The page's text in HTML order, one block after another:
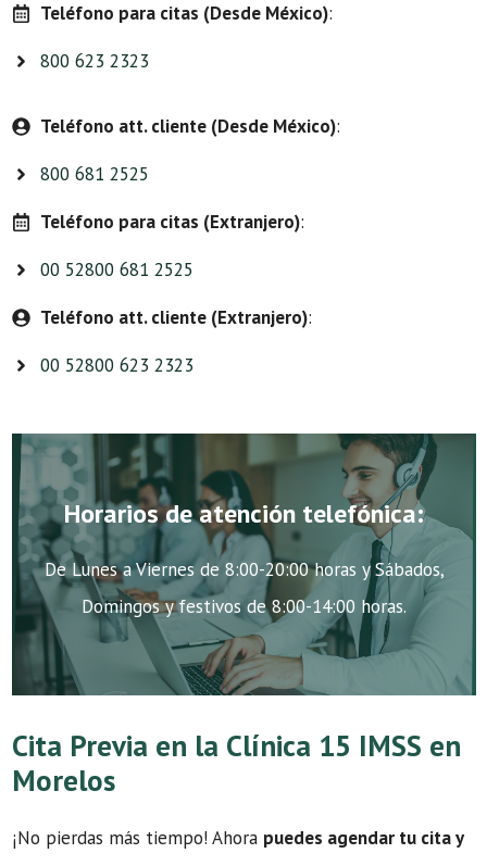
Teléfono para citas (Desde México):
800 623 2323
Teléfono att. cliente (Desde México):
800 681 2525
Teléfono para citas (Extranjero):
00 52800 681 2525
Teléfono att. cliente (Extranjero):
00 52800 623 2323
Horarios de atención telefónica:
De Lunes a Viernes de 8:00-20:00 horas y Sábados,
Domingos y festivos de 8:00-14:00 horas.
Cita Previa en la Clínica 15 IMSS en
Morelos
¡No pierdas más tiempo! Ahora puedes agendar tu cita y